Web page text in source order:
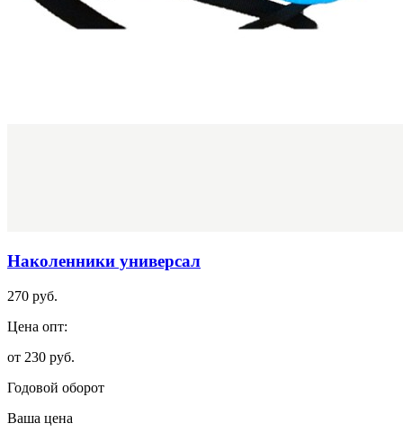
Наколенники универсал
270 руб.
Цена опт:
от 230 руб.
Годовой оборот
Ваша цена